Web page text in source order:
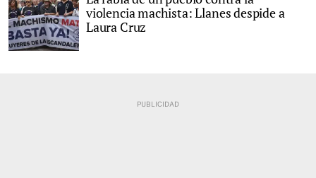
violencia machista: Llanes despide a
Laura Cruz